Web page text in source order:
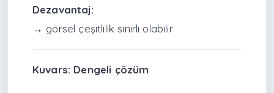
Dezavantaj:
→ görsel çeşitlilik sınırlı olabilir
Kuvars: Dengeli çözüm